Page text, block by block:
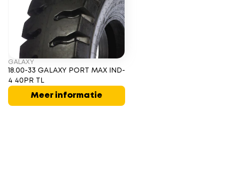
GALAXY
18.00-33 GALAXY PORT MAX IND-
4 40PR TL
Meer informatie